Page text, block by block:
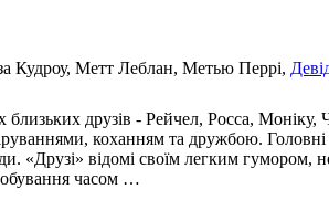
Кудроу, Метт Леблан, Метью Перрі,
близьких друзів - Рейчел, Росса,
коханням та дружбою.
«Друзі» відомі своїм легким
часом …